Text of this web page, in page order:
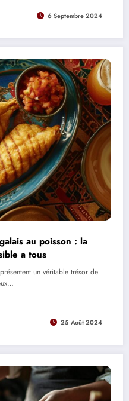
6 Septembre 2024
au poisson : la
a tous
un véritable trésor de
25 Août 2024